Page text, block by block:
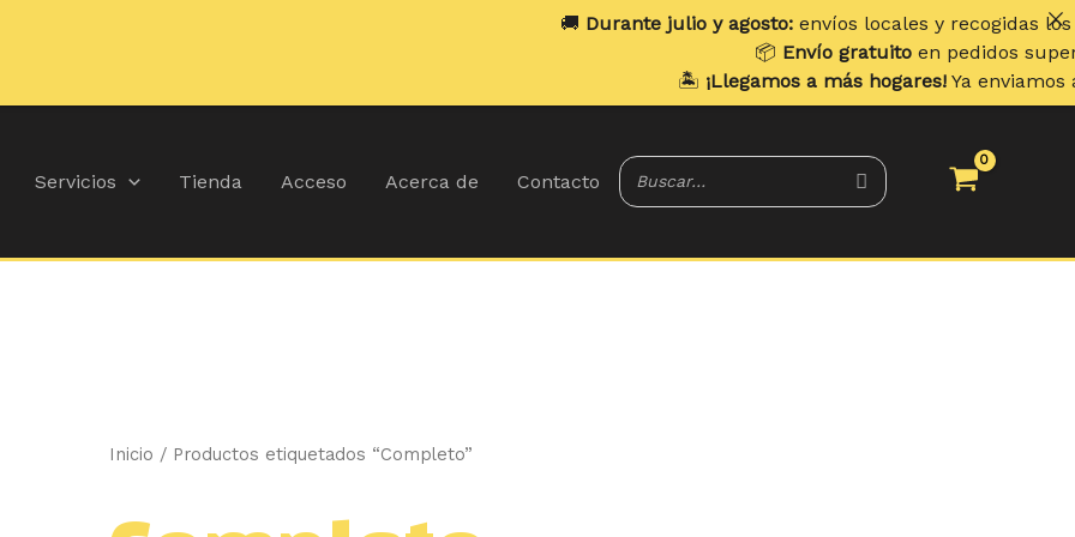
Servicios Tienda Acceso Acerca de Contacto
Inicio / Productos etiquetados “Completo”
Ordenado
Durante julio y agosto:envíos locales y recogidas loslunes. Envíos a
Envío gratuitoen pedidos superiores a70 €.
¡Llegamos a más hogares!Ya enviamos aPortugal y